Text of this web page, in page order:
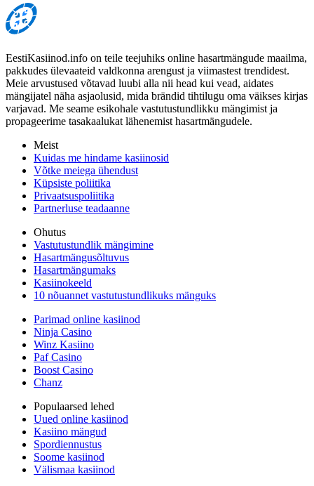
EestiKasiinod.info on teile teejuhiks online hasartmängude maailma,
pakkudes ülevaateid valdkonna arengust ja viimastest trendidest.
Meie arvustused võtavad luubi alla nii head kui vead, aidates
mängijatel näha asjaolusid, mida brändid tihtilugu oma väikses kirjas
varjavad. Me seame esikohale vastutustundlikku mängimist ja
propageerime tasakaalukat lähenemist hasartmängudele.
Meist
Kuidas me hindame kasiinosid
Võtke meiega ühendust
Küpsiste poliitika
Privaatsuspoliitika
Partnerluse teadaanne
Ohutus
Vastutustundlik mängimine
Hasartmängusõltuvus
Hasartmängumaks
Kasiinokeeld
10 nõuannet vastutustundlikuks mänguks
Parimad online kasiinod
Ninja Casino
Winz Kasiino
Paf Casino
Boost Casino
Chanz
Populaarsed lehed
Uued online kasiinod
Kasiino mängud
Spordiennustus
Soome kasiinod
Välismaa kasiinod